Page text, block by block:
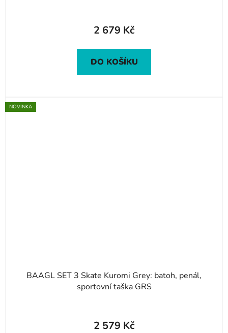
2 679 Kč
DO KOŠÍKU
NOVINKA
BAAGL SET 3 Skate Kuromi Grey: batoh, penál,
sportovní taška GRS
2 579 Kč